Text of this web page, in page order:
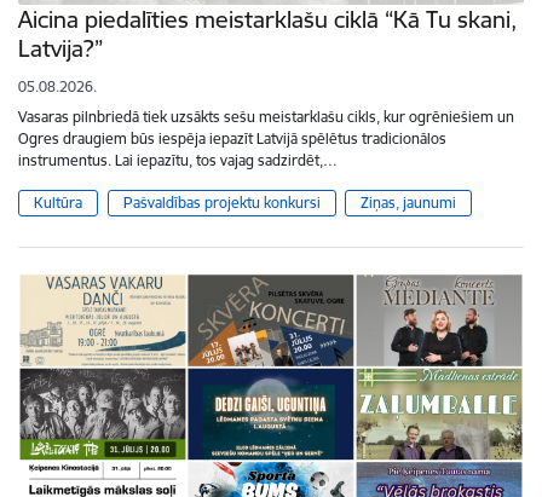
Aicina piedalīties meistarklašu ciklā “Kā Tu skani,
Latvija?”
05.08.2026.
Vasaras pilnbriedā tiek uzsākts sešu meistarklašu cikls, kur ogrēniešiem un
Ogres draugiem būs iespēja iepazīt Latvijā spēlētus tradicionālos
instrumentus. Lai iepazītu, tos vajag sadzirdēt,…
Kultūra Pašvaldības projektu konkursi Ziņas, jaunumi